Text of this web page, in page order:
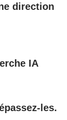
direction
IA
les.